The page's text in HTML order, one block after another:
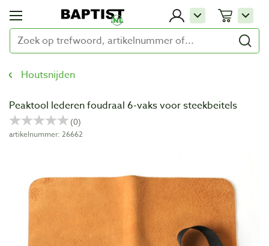
Houtsnijden
Peaktool lederen foudraal 6-vaks voor steekbeitels
artikelnummer: 26662